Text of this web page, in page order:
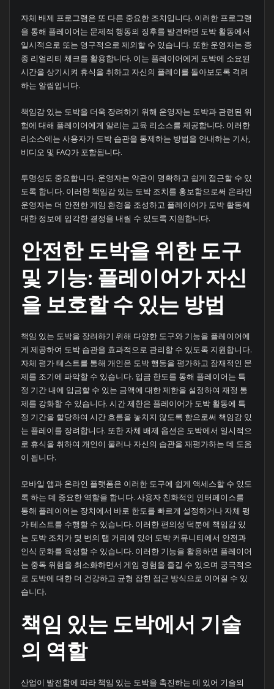
자체 배제 프로그램은 또 다른 중요한 조치입니다. 이러한 프로그램
을 통해 플레이어는 문제적 행동의 징후를 발견하면 도박 활동에서
일시적으로 또는 영구적으로 제외할 수 있습니다. 또한 운영자는 종
종 리얼리티 체크를 활용합니다. 이는 플레이어에게 도박에 소요된
시간을 상기시켜 휴식을 취하고 자신의 플레이를 돌아보도록 격려
하는 알림입니다.
책임감 있는 도박을 더욱 장려하기 위해 운영자는 도박과 관련된 위
험에 대해 플레이어에게 알리는 교육 리소스를 제공합니다. 이러한
리소스에는 사용자가 도박 습관을 통제하는 방법을 안내하는 기사,
비디오 및 FAQ가 포함됩니다.
투명성도 중요합니다. 운영자는 약관이 명확하고 쉽게 접근할 수 있
도록 합니다. 이러한 책임감 있는 도박 조치를 홍보함으로써 온라인
운영자는 더 안전한 게임 환경을 조성하고 플레이어가 도박 활동에
대한 정보에 입각한 결정을 내릴 수 있도록 지원합니다.
안전한 도박을 위한 도구
및 기능: 플레이어가 자신
을 보호할 수 있는 방법
책임 있는 도박을 장려하기 위해 다양한 도구와 기능을 플레이어에
게 제공하여 도박 습관을 효과적으로 관리할 수 있도록 지원합니다.
자체 평가 테스트를 통해 개인은 도박 행동을 평가하고 잠재적인 문
제를 조기에 파악할 수 있습니다. 입금 한도를 통해 플레이어는 특
정 기간 내에 입금할 수 있는 금액에 대한 제한을 설정하여 재정 통
제를 강화할 수 있습니다. 시간 제한은 플레이어가 도박 활동에 특
정 기간을 할당하여 시간 흐름을 놓치지 않도록 함으로써 책임감 있
는 플레이를 장려합니다. 또한 자체 배제 옵션은 도박에서 일시적으
로 휴식을 취하여 개인이 물러나 자신의 습관을 재평가하는 데 도움
이 됩니다.
모바일 앱과 온라인 플랫폼은 이러한 도구에 쉽게 액세스할 수 있도
록 하는 데 중요한 역할을 합니다. 사용자 친화적인 인터페이스를
통해 플레이어는 장치에서 바로 한도를 빠르게 설정하거나 자체 평
가 테스트를 수행할 수 있습니다. 이러한 편의성 덕분에 책임감 있
는 도박 조치가 몇 번의 탭 거리에 있어 도박 커뮤니티에서 안전과
인식 문화를 육성할 수 있습니다. 이러한 기능을 활용하면 플레이어
는 중독 위험을 최소화하면서 게임 경험을 즐길 수 있으며 궁극적으
로 도박에 대한 더 건강하고 균형 잡힌 접근 방식으로 이어질 수 있
습니다.
책임 있는 도박에서 기술
의 역할
산업이 발전함에 따라 책임 있는 도박을 촉진하는 데 있어 기술의